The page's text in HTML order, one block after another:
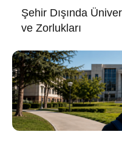
Şehir Dışında
ve Zorlukları